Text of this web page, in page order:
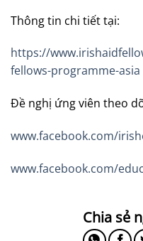
Thông tin chi tiết tại:
https://
fellows-programme-asia
Đề nghị ứng viên theo
www.facebook.com/
www.facebook.com/